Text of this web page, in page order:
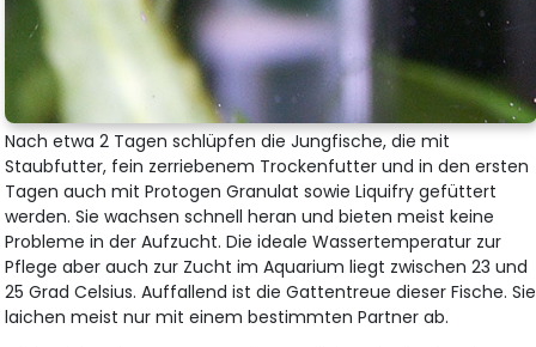
Nach etwa 2 Tagen schlüpfen die Jungfische, die mit
Staubfutter, fein zerriebenem Trockenfutter und in den ersten
Tagen auch mit Protogen Granulat sowie Liquifry gefüttert
werden. Sie wachsen schnell heran und bieten meist keine
Probleme in der Aufzucht. Die ideale Wassertemperatur zur
Pflege aber auch zur Zucht im Aquarium liegt zwischen 23 und
25 Grad Celsius. Auffallend ist die Gattentreue dieser Fische. Sie
laichen meist nur mit einem bestimmten Partner ab.